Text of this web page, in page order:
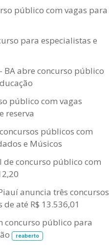
público com vagas para
para especialistas e
BA abre concurso público
público com vagas
reserva
públicos com
e Músicos
de concurso público com
anuncia três concursos
até R$ 13.536,01
concurso público para
reaberto